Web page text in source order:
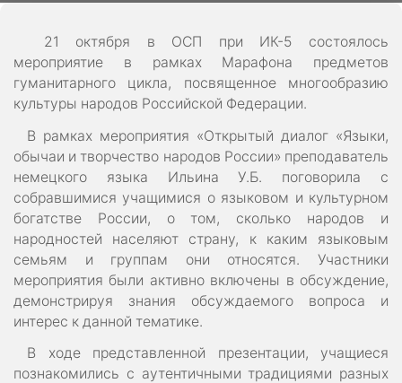
21 октября в ОСП при ИК-5 состоялось
мероприятие в рамках Марафона предметов
гуманитарного цикла, посвященное многообразию
культуры народов Российской Федерации.
В рамках мероприятия «Открытый диалог «Языки,
обычаи и творчество народов России» преподаватель
немецкого языка Ильина У.Б. поговорила с
собравшимися учащимися о языковом и культурном
богатстве России, о том, сколько народов и
народностей населяют страну, к каким языковым
семьям и группам они относятся. Участники
мероприятия были активно включены в обсуждение,
демонстрируя знания обсуждаемого вопроса и
интерес к данной тематике.
В ходе представленной презентации, учащиеся
познакомились с аутентичными традициями разных